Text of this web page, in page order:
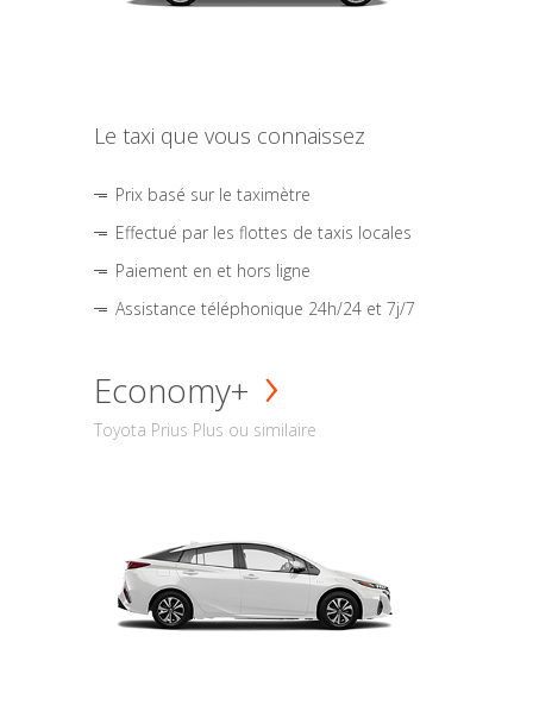
Le taxi que vous connaissez
Prix basé sur le taximètre
Effectué par les flottes de taxis locales
Paiement en et hors ligne
Assistance téléphonique 24h/24 et 7j/7
Economy+
Toyota Prius Plus ou similaire